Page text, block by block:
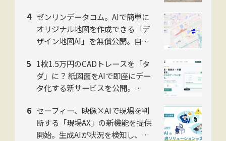
ゼンリンデータコム。AIで簡単に
オリジナル地図を作成できる「デ
ザイン地図AI」を無償公開。自然
1枚1.5万円のCADトレースを「タ
ダ」に？ 紙図面をAIで即座にデー
タ化する新サービスを公開。
セーフィー、映像×AIで現場を判
断する「現場AX」の新機能を提供
開始。生成AIが状況を検知し、過